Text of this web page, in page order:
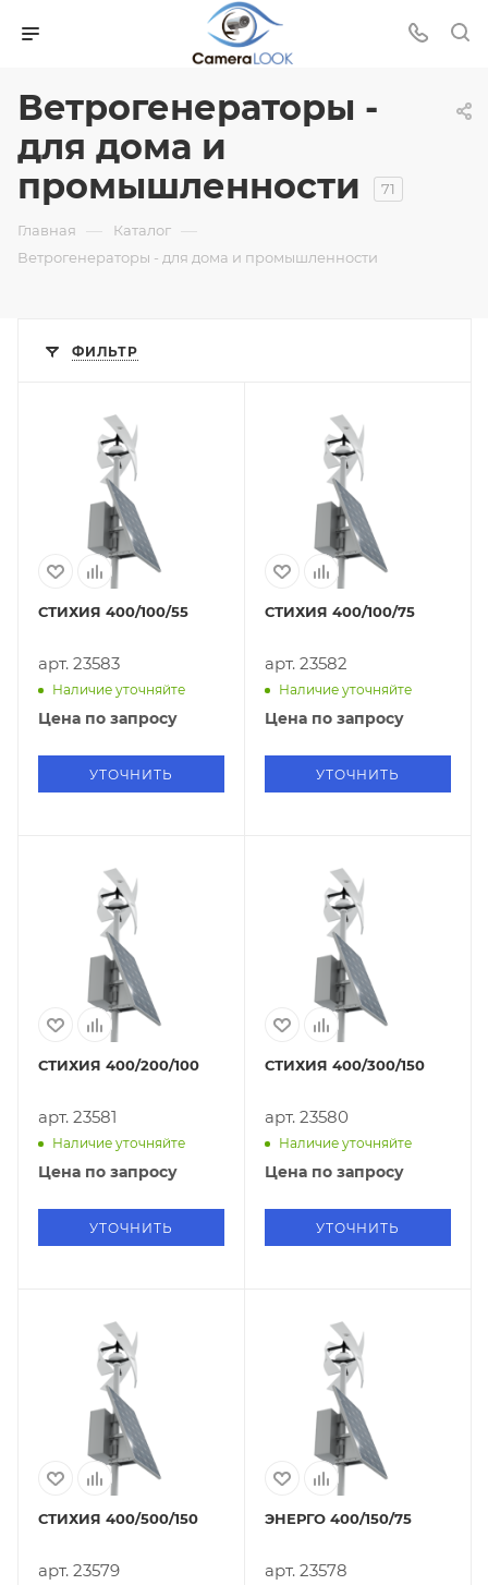
Ветрогенераторы -
для дома и
промышленности
71
Главная — Каталог —
Ветрогенераторы - для дома и промышленности
ФИЛЬТР
СТИХИЯ 400/100/55
арт. 23583
Наличие уточняйте
Цена по запросу
УТОЧНИТЬ
СТИХИЯ 400/100/75
арт. 23582
Наличие уточняйте
Цена по запросу
УТОЧНИТЬ
СТИХИЯ 400/200/100
арт. 23581
Наличие уточняйте
Цена по запросу
УТОЧНИТЬ
СТИХИЯ 400/300/150
арт. 23580
Наличие уточняйте
Цена по запросу
УТОЧНИТЬ
СТИХИЯ 400/500/150
арт. 23579
ЭНЕРГО 400/150/75
арт. 23578